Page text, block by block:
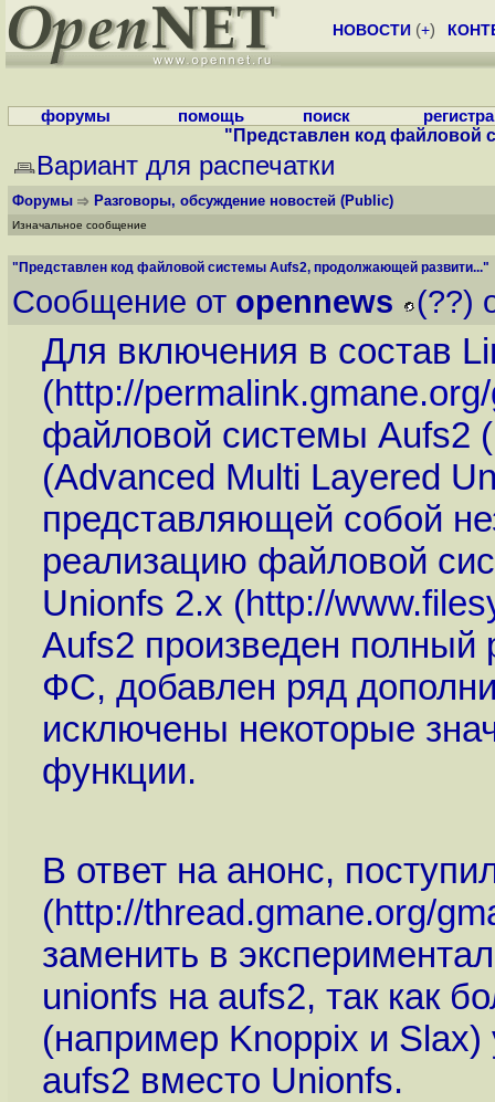
НОВОСТИ (+)
форумы помощь поиск
"Представлен код файловой
Вариант для распечатки
Форумы Разговоры, обсуждение новостей (Public)
Изначальное сообщение
"Представлен код файловой системы Aufs2, продолжающей развити..."
Сообщение от opennews (??)
Для включения в состав
(http://
файловой системы Aufs2 (
(Advanced Multi Layered
представляющей собой
реализацию файловой
Unionfs 2.x (http://
Aufs2 произведен полный
ФС, добавлен ряд
исключены некоторые
функции.
В ответ на анонс,
(http://thread.gmane.org/
заменить в
unionfs на aufs2, так как
(например Knoppix и
aufs2 вместо Unionfs.